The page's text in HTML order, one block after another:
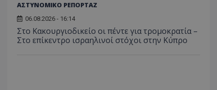
ΑΣΤΥΝΟΜΙΚΟ ΡΕΠΟΡΤΑΖ
06.08.2026 - 16:14
Στο Κακουργιοδικείο οι πέντε για τρομοκρατία –
Στο επίκεντρο ισραηλινοί στόχοι στην Κύπρο
__cf_bm